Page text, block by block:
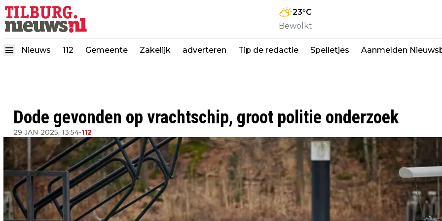
23°C
Bewolkt
Nieuws 112 Gemeente Zakelijk adverteren Tip de redactie Spelletjes Aanmelden
Dode gevonden op vrachtschip, groot politie onderzoek
29 JAN 2025, 13:54•112